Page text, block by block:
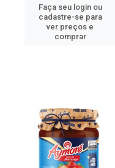
Faça seu login ou
cadastre-se para
ver preços e
comprar